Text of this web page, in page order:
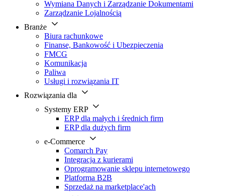
Wymiana Danych i Zarządzanie Dokumentami
Zarządzanie Lojalnością
Branże
Biura rachunkowe
Finanse, Bankowość i Ubezpieczenia
FMCG
Komunikacja
Paliwa
Usługi i rozwiązania IT
Rozwiązania dla
Systemy ERP
ERP dla małych i średnich firm
ERP dla dużych firm
e-Commerce
Comarch Pay
Integracja z kurierami
Oprogramowanie sklepu internetowego
Platforma B2B
Sprzedaż na marketplace'ach